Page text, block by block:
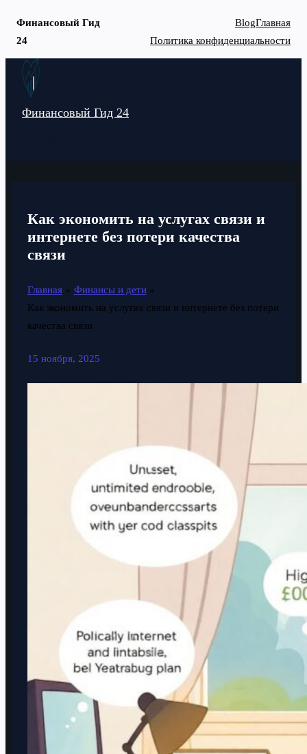
Финансовый Гид
24
BlogГлавная
Политика конфиденциальности
Перейти
Финансовый Гид 24
Как экономить на услугах связи и
интернете без потери качества
связи
Главная
Финансы и дети
Как экономить на услугах связи и интернете без потери
качества связи
15 ноября, 2025